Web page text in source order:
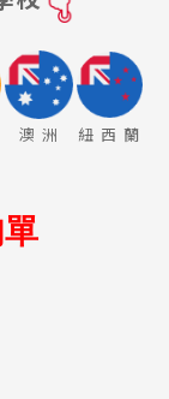
澳 洲 紐 西 蘭